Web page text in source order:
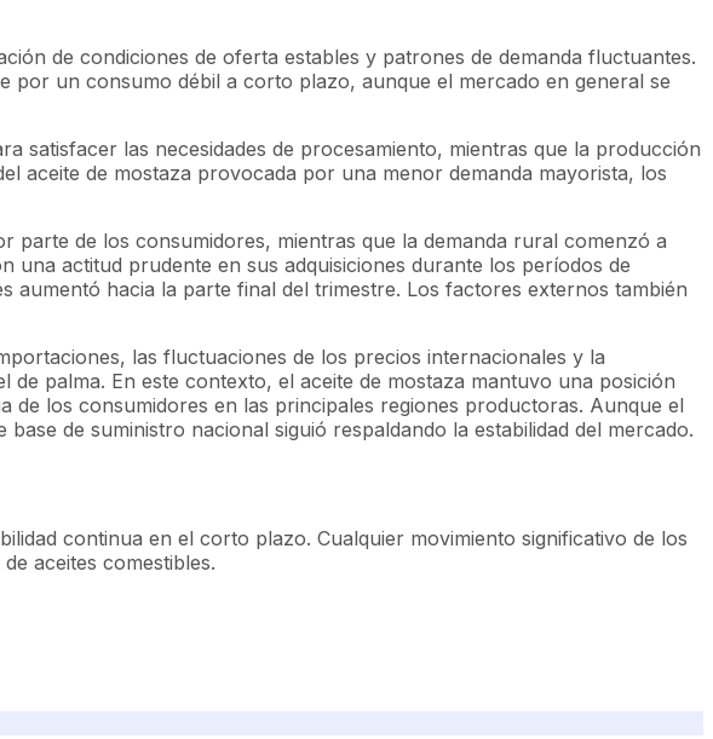
de condiciones de oferta estables y patrones de demanda fluctuantes.
por un consumo débil a corto plazo, aunque el mercado en general se
satisfacer las necesidades de procesamiento, mientras que la producción
aceite de mostaza provocada por una menor demanda mayorista, los
de los consumidores, mientras que la demanda rural comenzó a
actitud prudente en sus adquisiciones durante los períodos de
hacia la parte final del trimestre. Los factores externos también
las fluctuaciones de los precios internacionales y la
palma. En este contexto, el aceite de mostaza mantuvo una posición
los consumidores en las principales regiones productoras. Aunque el
de suministro nacional siguió respaldando la estabilidad del mercado.
continua en el corto plazo. Cualquier movimiento significativo de los
aceites comestibles.